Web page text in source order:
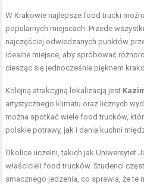
W Krakowie najlepsze food trucki
popularnych miejscach. Przede
najczęściej odwiedzanych punktów
idealne miejsce, aby spróbować
ciesząc się jednocześnie pięknem
Kolejną atrakcyjną lokalizacją jest
artystycznego klimatu oraz licznych
można spotkać wiele food trucków,
polskie potrawy, jak i dania kuchni
Okolice uczelni, takich jak Uniwersytet
właścicieli food trucków. Studenci
smacznego jedzenia, co sprawia, że te